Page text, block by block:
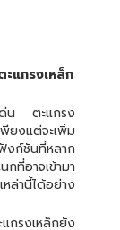
ะแกรงเหล็ก
ด่น ตะแกรง
ยงแต่จะเพิ่ม
ก์ชันที่หลาก
กที่อาจเข้ามา
ล่านี้ได้อย่าง
กรงเหล็กยัง